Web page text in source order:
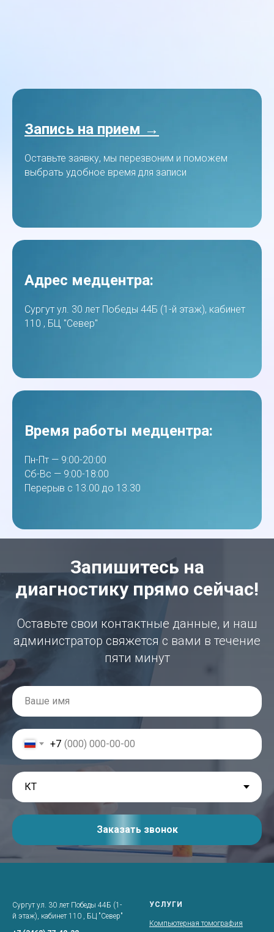
Запись на прием →
Оставьте заявку, мы перезвоним и поможем
выбрать удобное время для записи
Адрес медцентра:
Сургут ул. 30 лет Победы 44Б (1-й этаж), кабинет
110 , БЦ "Север"
Время работы медцентра:
Пн-Пт — 9:00-20:00
Сб-Вс — 9:00-18:00
Перерыв с 13.00 до 13.30
Запишитесь на
диагностику прямо сейчас!
Оставьте свои контактные данные, и наш
администратор свяжется с вами в течение
пяти минут
+7
Заказать звонок
Сургут ул. 30 лет Победы 44Б (1-
й этаж), кабинет 110 , БЦ "Север"
УСЛУГИ
Компьютерная томография